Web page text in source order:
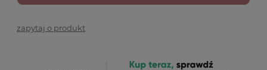
zapytaj o produkt